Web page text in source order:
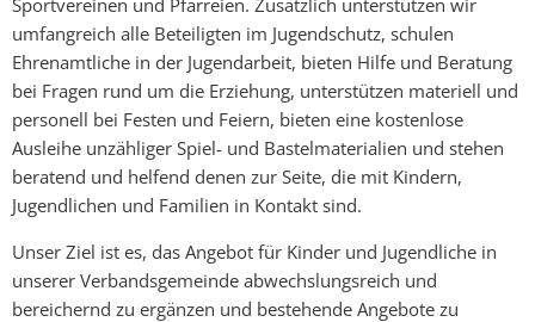
umfangreich alle Beteiligten im Jugendschutz, schulen
Ehrenamtliche in der Jugendarbeit, bieten Hilfe und Beratung
bei Fragen rund um die Erziehung, unterstützen materiell und
personell bei Festen und Feiern, bieten eine kostenlose
Ausleihe unzähliger Spiel- und Bastelmaterialien und stehen
beratend und helfend denen zur Seite, die mit Kindern,
Jugendlichen und Familien in Kontakt sind.
Unser Ziel ist es, das Angebot für Kinder und Jugendliche in
unserer Verbandsgemeinde abwechslungsreich und
bereichernd zu ergänzen und bestehende Angebote zu